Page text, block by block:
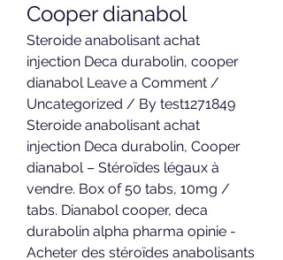
Cooper dianabol
Steroide anabolisant achat
injection Deca durabolin, cooper
dianabol Leave a Comment /
Uncategorized / By test1271849
Steroide anabolisant achat
injection Deca durabolin, Cooper
dianabol – Stéroïdes légaux à
vendre. Box of 50 tabs, 10mg /
tabs. Dianabol cooper, deca
durabolin alpha pharma opinie -
Acheter des stéroïdes anabolisants